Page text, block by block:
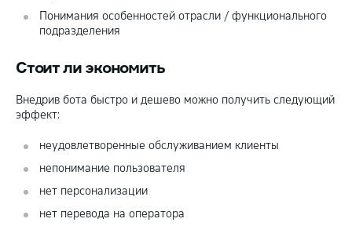
Понимания особенностей отрасли / функционального
подразделения
Стоит ли экономить
Внедрив бота быстро и дешево можно получить следующий
эффект:
неудовлетворенные обслуживанием клиенты
непонимание пользователя
нет персонализации
нет перевода на оператора